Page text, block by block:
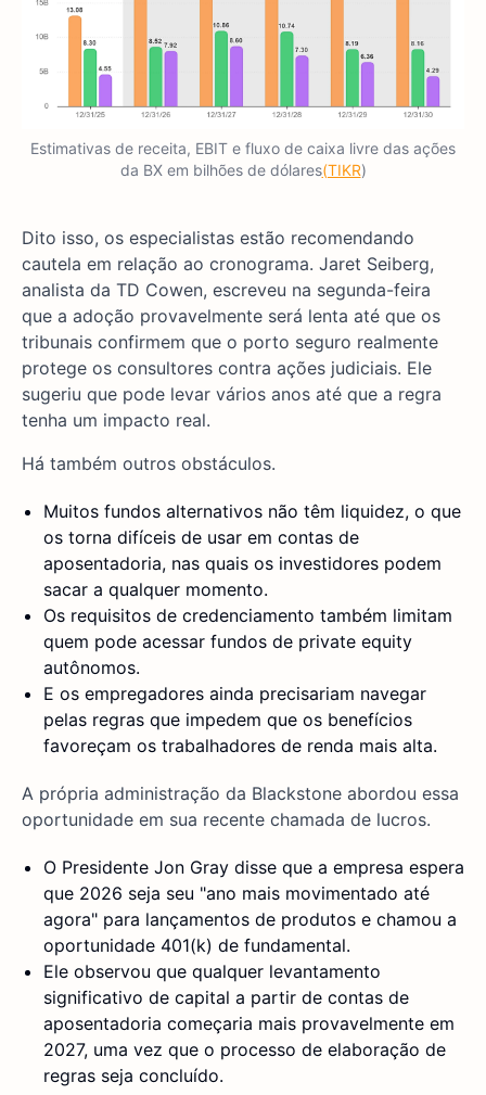
Estimativas de receita, EBIT e fluxo de caixa livre das ações
da BX em bilhões de dólares(TIKR)
Dito isso, os especialistas estão recomendando
cautela em relação ao cronograma. Jaret Seiberg,
analista da TD Cowen, escreveu na segunda-feira
que a adoção provavelmente será lenta até que os
tribunais confirmem que o porto seguro realmente
protege os consultores contra ações judiciais. Ele
sugeriu que pode levar vários anos até que a regra
tenha um impacto real.
Há também outros obstáculos.
Muitos fundos alternativos não têm liquidez, o que
os torna difíceis de usar em contas de
aposentadoria, nas quais os investidores podem
sacar a qualquer momento.
Os requisitos de credenciamento também limitam
quem pode acessar fundos de private equity
autônomos.
E os empregadores ainda precisariam navegar
pelas regras que impedem que os benefícios
favoreçam os trabalhadores de renda mais alta.
A própria administração da Blackstone abordou essa
oportunidade em sua recente chamada de lucros.
O Presidente Jon Gray disse que a empresa espera
que 2026 seja seu "ano mais movimentado até
agora" para lançamentos de produtos e chamou a
oportunidade 401(k) de fundamental.
Ele observou que qualquer levantamento
significativo de capital a partir de contas de
aposentadoria começaria mais provavelmente em
2027, uma vez que o processo de elaboração de
regras seja concluído.